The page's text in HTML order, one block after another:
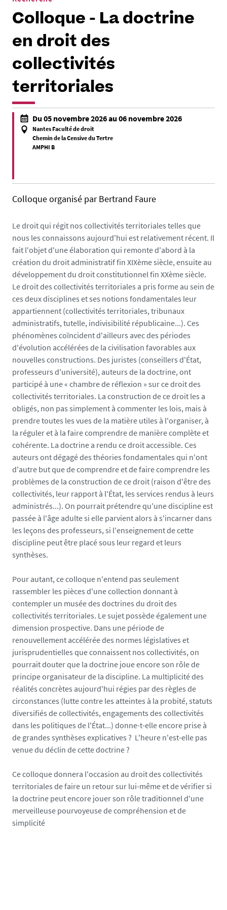
Colloque - La doctrine
en droit des
collectivités
territoriales
h
/
/
o
c
i
e
t
e
s
.
u
n
i
v
-
n
a
n
t
e
s
.
f
r
/
m
e
d
i
a
/
p
h
o
t
o
/
c
o
l
l
o
q
u
e
b
e
r
t
r
Du 05 novembre 2026 au 06 novembre 2026
Nantes Faculté de droit
Chemin de la Censive du Tertre
AMPHI B
f
a
f
a
l
Colloque organisé par Bertrand Faure
Le droit qui régit nos collectivités territoriales telles que
nous les connaissons aujourd'hui est relativement récent. Il
fait l'objet d'une élaboration qui remonte d'abord à la
création du droit administratif fin XIXème siècle, ensuite au
développement du droit constitutionnel fin XXème siècle.
Le droit des collectivités territoriales a pris forme au sein de
ces deux disciplines et ses notions fondamentales leur
appartiennent (collectivités territoriales, tribunaux
administratifs, tutelle, indivisibilité républicaine...). Ces
phénomènes coïncident d'ailleurs avec des périodes
d'évolution accélérées de la civilisation favorables aux
nouvelles constructions. Des juristes (conseillers d'État,
professeurs d'université), auteurs de la doctrine, ont
participé à une « chambre de réflexion » sur ce droit des
collectivités territoriales. La construction de ce droit les a
obligés, non pas simplement à commenter les lois, mais à
prendre toutes les vues de la matière utiles à l'organiser, à
la réguler et à la faire comprendre de manière complète et
cohérente. La doctrine a rendu ce droit accessible. Ces
auteurs ont dégagé des théories fondamentales qui n'ont
d'autre but que de comprendre et de faire comprendre les
problèmes de la construction de ce droit (raison d'être des
collectivités, leur rapport à l'État, les services rendus à leurs
administrés...). On pourrait prétendre qu'une discipline est
passée à l'âge adulte si elle parvient alors à s'incarner dans
les leçons des professeurs, si l'enseignement de cette
discipline peut être placé sous leur regard et leurs
synthèses.
Pour autant, ce colloque n'entend pas seulement
rassembler les pièces d'une collection donnant à
contempler un musée des doctrines du droit des
collectivités territoriales. Le sujet possède également une
dimension prospective. Dans une période de
renouvellement accélérée des normes législatives et
jurisprudentielles que connaissent nos collectivités, on
pourrait douter que la doctrine joue encore son rôle de
principe organisateur de la discipline. La multiplicité des
réalités concrètes aujourd'hui régies par des règles de
circonstances (lutte contre les atteintes à la probité, statuts
diversifiés de collectivités, engagements des collectivités
dans les politiques de l'État...) donne-t-elle encore prise à
de grandes synthèses explicatives ? L'heure n'est-elle pas
venue du déclin de cette doctrine ?
Ce colloque donnera l'occasion au droit des collectivités
territoriales de faire un retour sur lui-même et de vérifier si
la doctrine peut encore jouer son rôle traditionnel d'une
merveilleuse pourvoyeuse de compréhension et de
simplicité